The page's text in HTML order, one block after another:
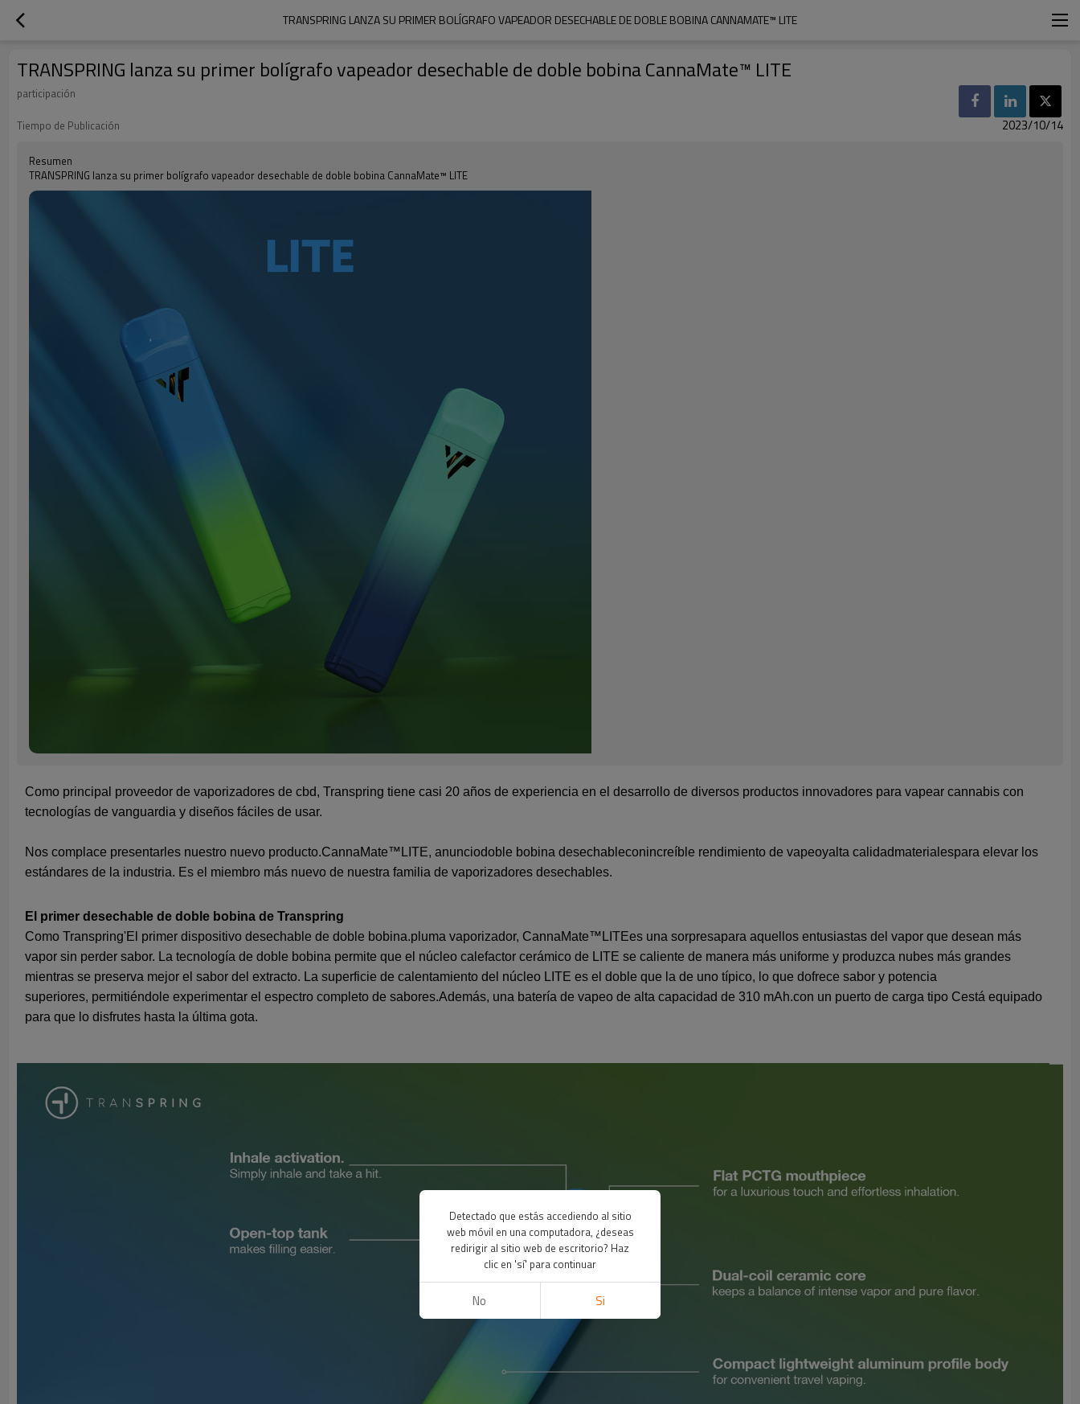
TRANSPRING LANZA SU PRIMER BOLÍGRAFO VAPEADOR DESECHABLE DE DOBLE BOBINA CANNAMATE™ LITE
TRANSPRING lanza su primer bolígrafo vapeador desechable de doble bobina CannaMate™ LITE
participación
Tiempo de Publicación
2023/10/14
Resumen
TRANSPRING lanza su primer bolígrafo vapeador desechable de doble bobina CannaMate™ LITE
Como principal proveedor de vaporizadores de cbd, Transpring tiene casi 20 años de experiencia en el desarrollo de diversos productos innovadores para vapear cannabis con
tecnologías de vanguardia y diseños fáciles de usar.
Nos complace presentarles nuestro nuevo producto.CannaMate™LITE, anunciodoble bobina desechableconincreíble rendimiento de vapeoyalta calidadmaterialespara elevar los
estándares de la industria. Es el miembro más nuevo de nuestra familia de vaporizadores desechables.
El primer desechable de doble bobina de Transpring
Como Transpring'El primer dispositivo desechable de doble bobina.pluma vaporizador, CannaMate™LITEes una sorpresapara aquellos entusiastas del vapor que desean más
vapor sin perder sabor. La tecnología de doble bobina permite que el núcleo calefactor cerámico de LITE se caliente de manera más uniforme y produzca nubes más grandes
mientras se preserva mejor el sabor del extracto. La superficie de calentamiento del núcleo LITE es el doble que la de uno típico, lo que dofrece sabor y potencia
superiores, permitiéndole experimentar el espectro completo de sabores.Además, una batería de vapeo de alta capacidad de 310 mAh.con un puerto de carga tipo Cestá equipado
para que lo disfrutes hasta la última gota.
Detectado que estás accediendo al sitio
web móvil en una computadora, ¿deseas
redirigir al sitio web de escritorio? Haz
clic en 'sí' para continuar
No Si